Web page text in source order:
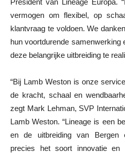
vermogen om flexibel, op
klantvraag te voldoen. We
hun voortdurende samenwerking
deze belangrijke uitbreiding te
“Bij Lamb Weston is onze
de kracht, schaal en
zegt Mark Lehman, SVP
Lamb Weston. “Lineage is een
en de uitbreiding van Bergen
precies het soort innovatie en